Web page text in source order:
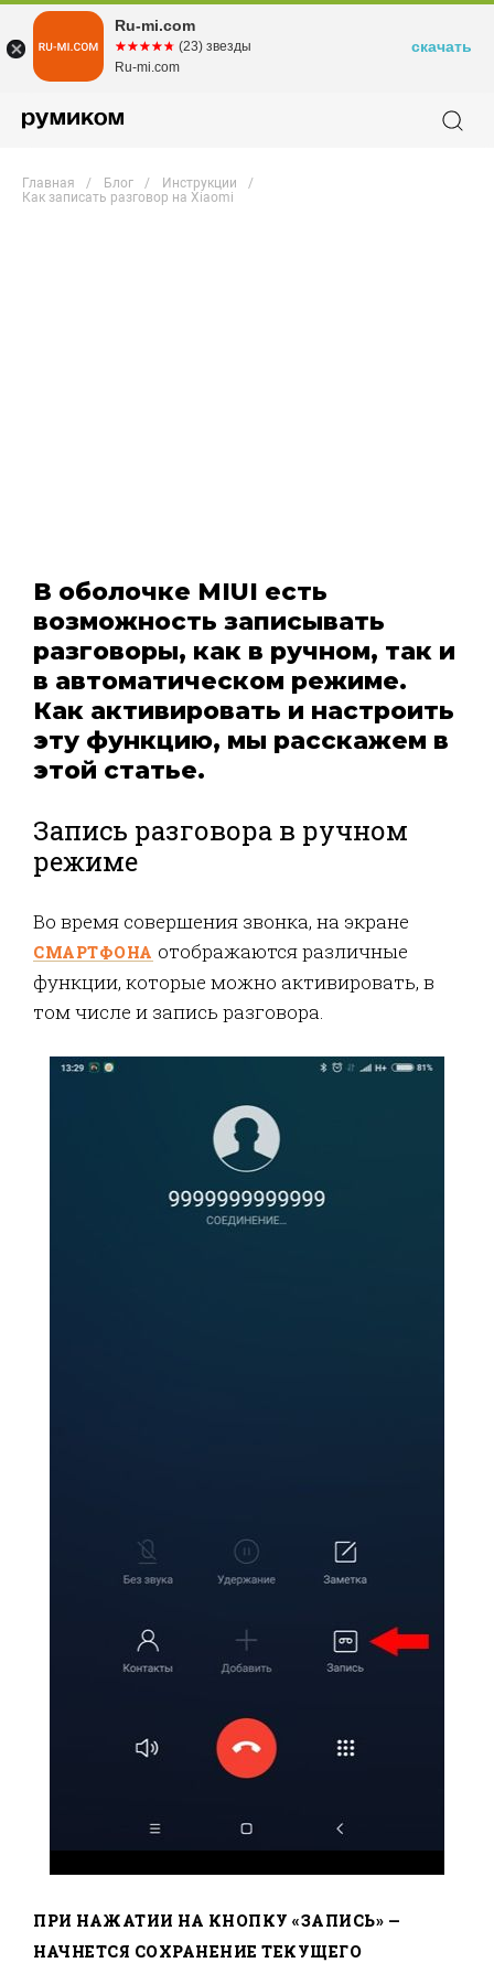
Главная Блог
Инструкции
Как записать разговор на Xiaomi
В оболочке MIUI есть
возможность записывать
разговоры, как в ручном, так и
в автоматическом режиме.
Как активировать и настроить
эту функцию, мы расскажем в
этой статье.
Запись разговора в ручном
режиме
Во время совершения звонка, на экране
СМАРТФОНА отображаются различные
функции, которые можно активировать, в
том числе и запись разговора.
ПРИ НАЖАТИИ НА КНОПКУ «ЗАПИСЬ» —
НАЧНЕТСЯ СОХРАНЕНИЕ ТЕКУЩЕГО
Ru-mi.com
☆☆☆☆☆
★★★★★ (23) звезды
Ru-mi.com
скачать